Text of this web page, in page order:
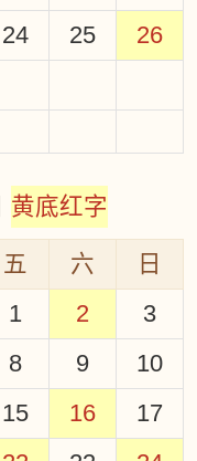
24 25
26
黄底红字
五 六
日
1
2
3
8 9
10
15 16
17